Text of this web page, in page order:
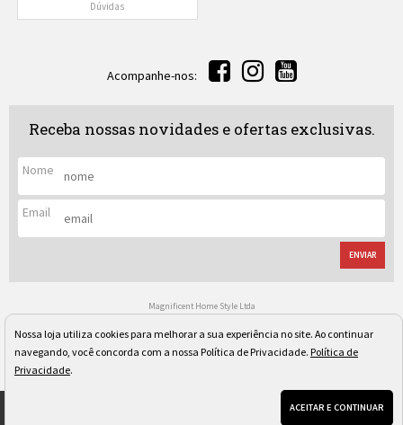
Dúvidas
Acompanhe-nos:
Receba nossas novidades e ofertas exclusivas.
Nome
Email
ENVIAR
Magnificent Home Style Ltda
CNPJ: 04.080.097/0001-40
Rua Regente Leon Kaniefsky, 522 - Vl. Progredior
São Paulo/SP - Cep: 05617-030
Os preços, quantidade em estoque e condições de pagamento apresentados neste site não valem
necessariamente para nossa loja física e podem sofrer alterações sem prévia notificação. Imagens
meramente ilustrativas. Pedidos sujeitos a análise e confirmação de dados.
Nossa loja utiliza cookies para melhorar a sua experiência no site. Ao continuar
navegando, você concorda com a nossa Política de Privacidade. Política de
Privacidade.
ACEITAR E CONTINUAR